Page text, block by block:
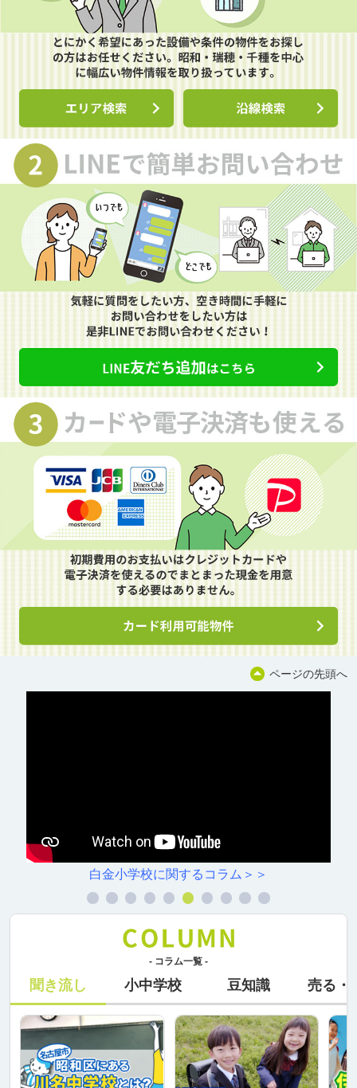
ページの先頭へ
白金小学校に関するコラム＞＞
- コラム一覧 -
聞き流し 小中学校 豆知識 売る・